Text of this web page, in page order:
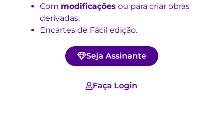
Com modificações ou para criar obras
derivadas;
Encartes de Fácil edição.
Seja Assinante
Faça Login